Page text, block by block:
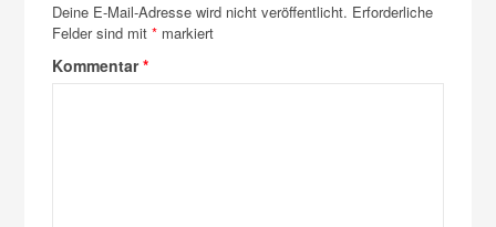
Deine E-Mail-Adresse wird nicht veröffentlicht. Erforderliche
Felder sind mit* markiert
Kommentar*